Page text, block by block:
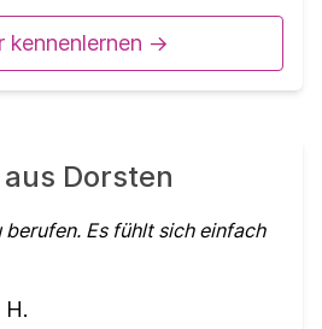
kennenlernen ->
Dorsten
Es fühlt sich einfach
H.